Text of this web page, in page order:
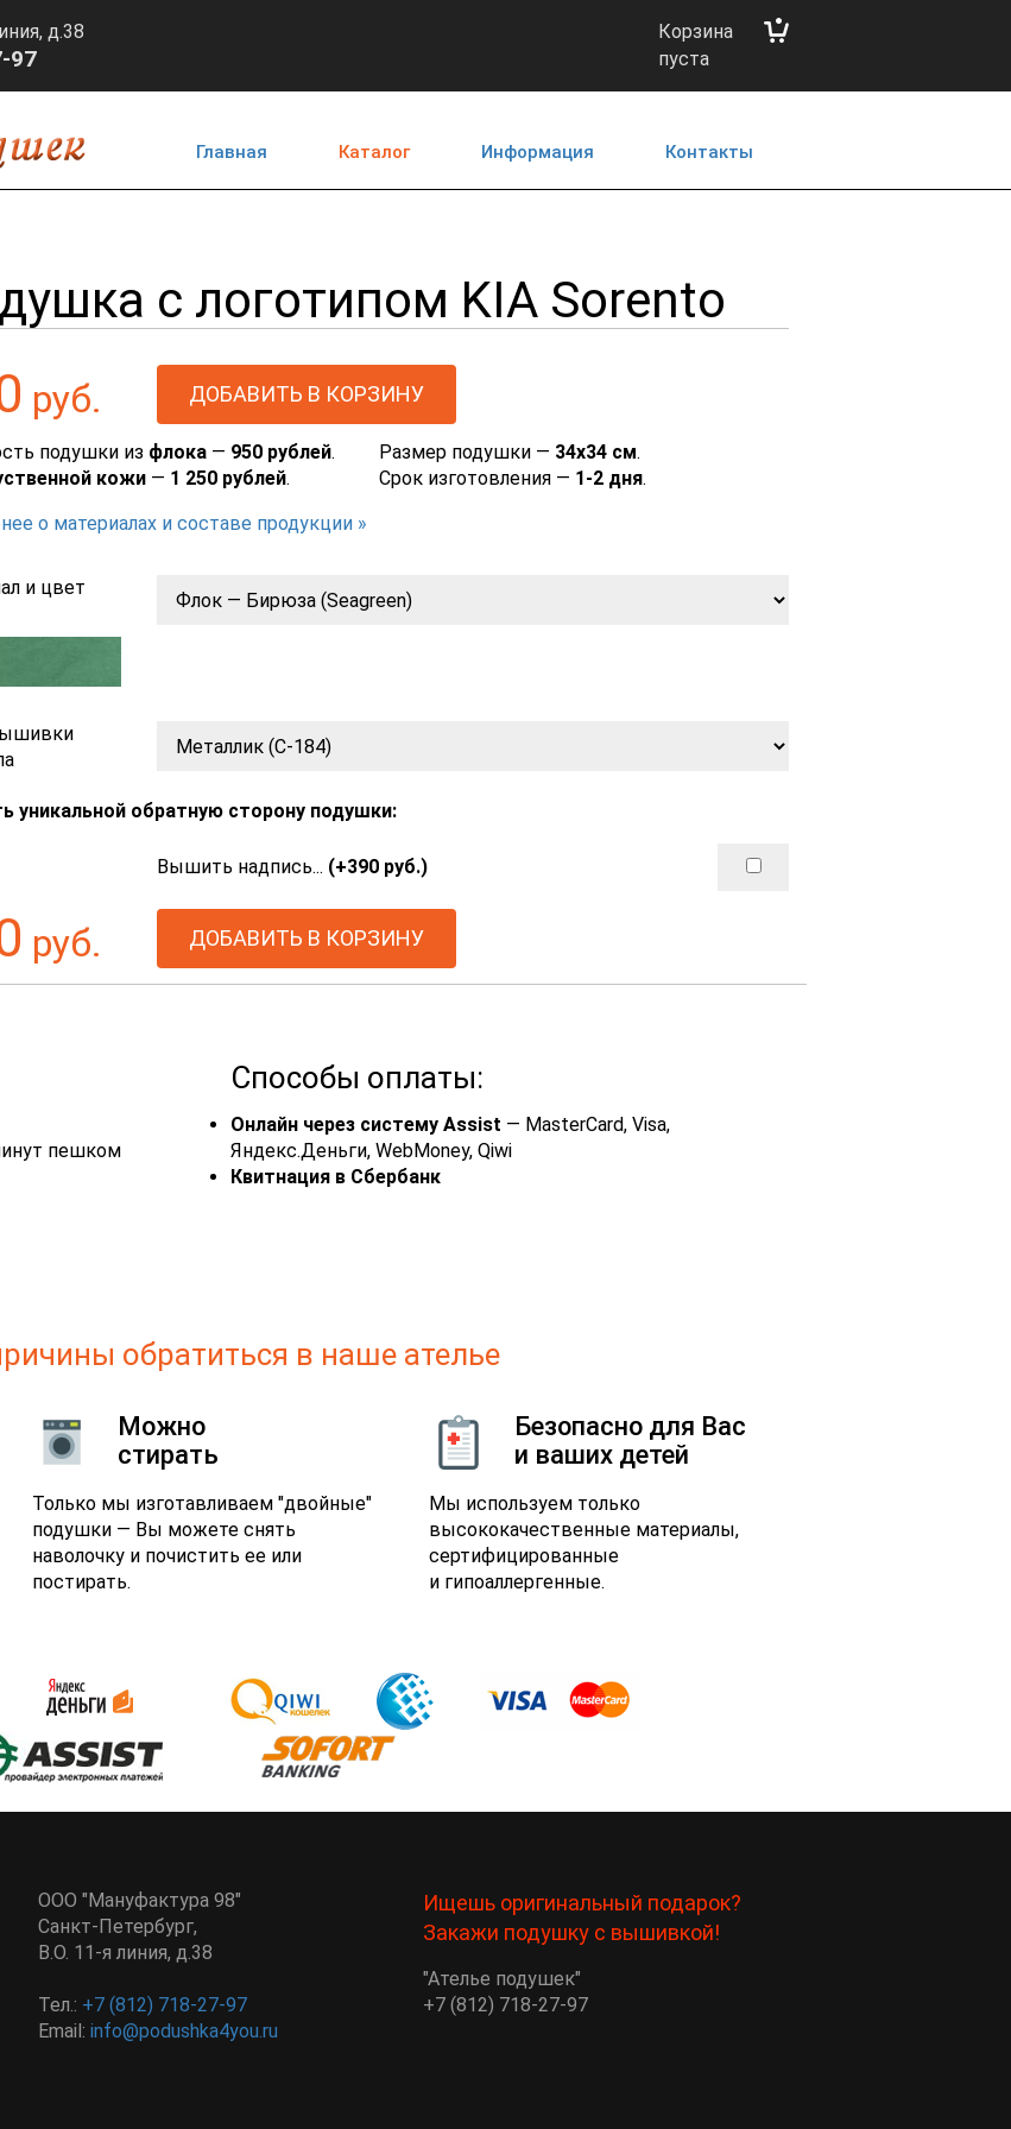
д.38
97
Корзина
пуста
Главная Каталог Информация Контакты
с логотипом KIA Sorento
руб.
подушки из флока — 950 рублей.
кожи — 1 250 рублей.
Размер подушки — 34х34 см.
Срок изготовления — 1-2 дня.
о материалах и составе продукции »
и цвет
уникальной обратную сторону подушки:
Вышить надпись... (+390руб.)
руб.
пешком
Способы оплаты:
Онлайн через систему Assist — MasterCard, Visa,
Яндекс.Деньги, WebMoney, Qiwi
Квитнация в Сбербанк
обратиться в наше ателье
Можно
стирать
Только мы изготавливаем "двойные"
подушки — Вы можете снять
наволочку и почистить ее или
постирать.
Безопасно для Вас
и ваших детей
Мы используем только
высококачественные материалы,
сертифицированные
и гипоаллергенные.
ООО "Мануфактура 98"
Санкт-Петербург,
В.О. 11-я линия, д.38
Тел.: +7 (812) 718-27-97
Email:info@podushka4you.ru
Ищешь оригинальный подарок?
Закажи подушку с вышивкой!
"Ателье подушек"
+7 (812) 718-27-97